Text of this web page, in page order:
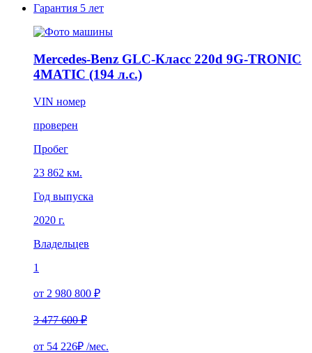
Гарантия 5 лет
Mercedes-Benz GLC-Класс 220d 9G-TRONIC
4MATIC (194 л.с.)
VIN номер
проверен
Пробег
23 862 км.
Год выпуска
2020 г.
Владельцев
1
от 2 980 800 ₽
3 477 600 ₽
от 54 226₽ /мес.